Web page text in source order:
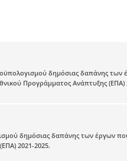
δημόσιας δαπάνης
Προγράμματος Ανάπτυξης (ΕΠΑ)
δημόσιας δαπάνης των έργων
2021-2025.